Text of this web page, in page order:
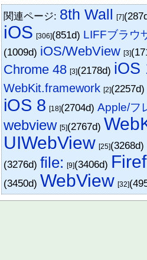
関連ページ: 8th Wall [7]
iOS [306](851d) LIFFブラウ
(1009d) iOS/WebView [3]
Chrome 48 [3](2178d) iOS
WebKit.framework [2]
iOS 8 [18](2704d)Apple/フ
webview [5](2767d)
UIWebView [25](3268d)
(3276d)file: [9](3406d)
(3450d) WebView [32]